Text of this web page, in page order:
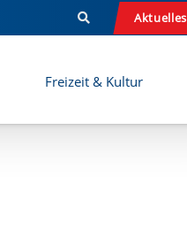
Aktuelles
Freizeit & Kultur